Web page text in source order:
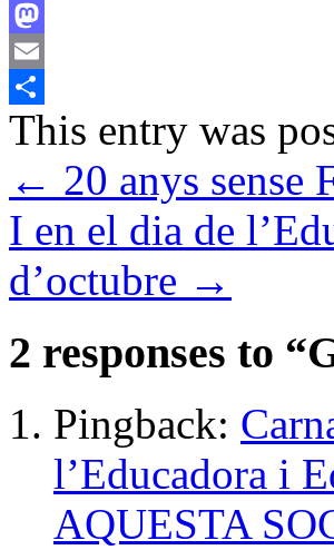
Facebook
Mastodon
Email
Comparteix
This entry was
← 20 anys sense
I en el dia de
d’octubre →
2 responses to “
Pingback:
l’Educadora i
AQUESTA